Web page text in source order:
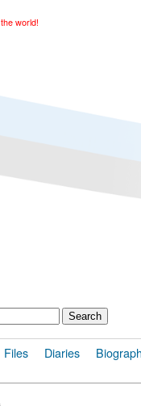
world!
Files Diaries